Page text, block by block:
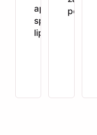
apvalūs
spenelių
lipdukai
poroms